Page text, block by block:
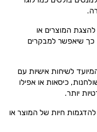
המוצרים או
כך שיאפשר למבקרים
לשיחות אישיות עם
כיסאות או אפילו
יותר.
חיות של המוצר או